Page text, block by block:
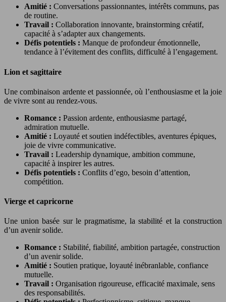
Amitié : Conversations passionnantes, intérêts communs, pas
de routine.
Travail : Collaboration innovante, brainstorming créatif,
capacité à s’adapter aux changements.
Défis potentiels : Manque de profondeur émotionnelle,
tendance à l’évitement des conflits, difficulté à l’engagement.
Lion et sagittaire
Une combinaison ardente et passionnée, où l’enthousiasme et la joie
de vivre sont au rendez-vous.
Romance : Passion ardente, enthousiasme partagé,
admiration mutuelle.
Amitié : Loyauté et soutien indéfectibles, aventures épiques,
joie de vivre communicative.
Travail : Leadership dynamique, ambition commune,
capacité à inspirer les autres.
Défis potentiels : Conflits d’ego, besoin d’attention,
compétition.
Vierge et capricorne
Une union basée sur le pragmatisme, la stabilité et la construction
d’un avenir solide.
Romance : Stabilité, fiabilité, ambition partagée, construction
d’un avenir solide.
Amitié : Soutien pratique, loyauté inébranlable, confiance
mutuelle.
Travail : Organisation rigoureuse, efficacité maximale, sens
des responsabilités.